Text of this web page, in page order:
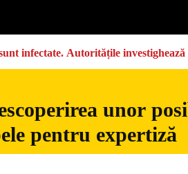
infectate. Autoritățile
unor
pentru expertiză